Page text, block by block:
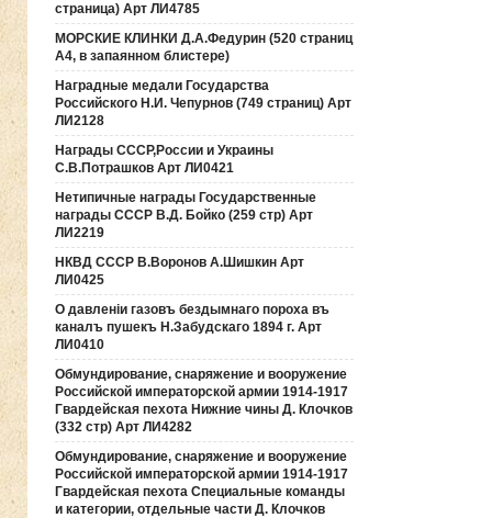
страница) Арт ЛИ4785
МОРСКИЕ КЛИНКИ Д.А.Федурин (520 страниц
А4, в запаянном блистере)
Наградные медали Государства
Российского Н.И. Чепурнов (749 страниц) Арт
ЛИ2128
Награды СССР,России и Украины
С.В.Потрашков Арт ЛИ0421
Нетипичные награды Государственные
награды СССР В.Д. Бойко (259 стр) Арт
ЛИ2219
НКВД СССР В.Воронов А.Шишкин Арт
ЛИ0425
О давленiи газовъ бездымнаго пороха въ
каналъ пушекъ Н.Забудскаго 1894 г. Арт
ЛИ0410
Обмундирование, снаряжение и вооружение
Российской императорской армии 1914-1917
Гвардейская пехота Нижние чины Д. Клочков
(332 стр) Арт ЛИ4282
Обмундирование, снаряжение и вооружение
Российской императорской армии 1914-1917
Гвардейская пехота Специальные команды
и категории, отдельные части Д. Клочков